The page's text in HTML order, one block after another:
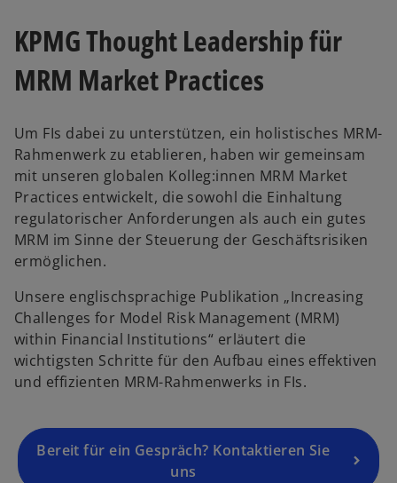
KPMG Thought Leadership für
MRM Market Practices
Um FIs dabei zu unterstützen, ein holistisches MRM-
Rahmenwerk zu etablieren, haben wir gemeinsam
mit unseren globalen Kolleg:innen MRM Market
Practices entwickelt, die sowohl die Einhaltung
regulatorischer Anforderungen als auch ein gutes
MRM im Sinne der Steuerung der Geschäftsrisiken
ermöglichen.
Unsere englischsprachige Publikation „Increasing
Challenges for Model Risk Management (MRM)
within Financial Institutions“ erläutert die
wichtigsten Schritte für den Aufbau eines effektiven
und effizienten MRM-Rahmenwerks in FIs.
Bereit für ein Gespräch? Kontaktieren Sie
uns
d
n
e
e